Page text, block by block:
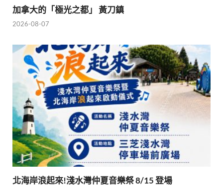
加拿大的「極光之都」 黃刀鎮
2026-08-07
北海岸浪起來!淺水灣仲夏音樂祭 8/15 登場